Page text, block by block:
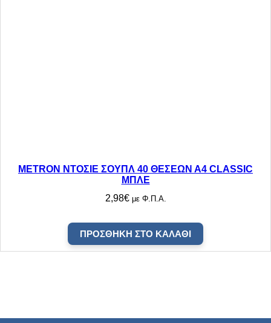
METRON ΝΤΟΣΙΕ ΣΟΥΠΛ 40 ΘΕΣΕΩΝ Α4 CLASSIC
ΜΠΛΕ
2,98€ με Φ.Π.Α.
ΠΡΟΣΘΉΚΗ ΣΤΟ ΚΑΛΆΘΙ